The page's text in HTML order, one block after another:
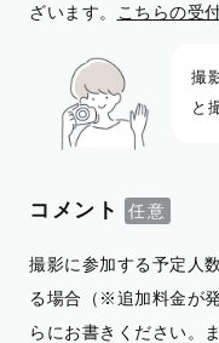
ざいます。
こちらの受
撮
と
コメント
撮影に参加する予定人
る場合（※追加料金が
らにお書きください。